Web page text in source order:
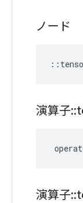
ノード
::
演算子::
演算子::